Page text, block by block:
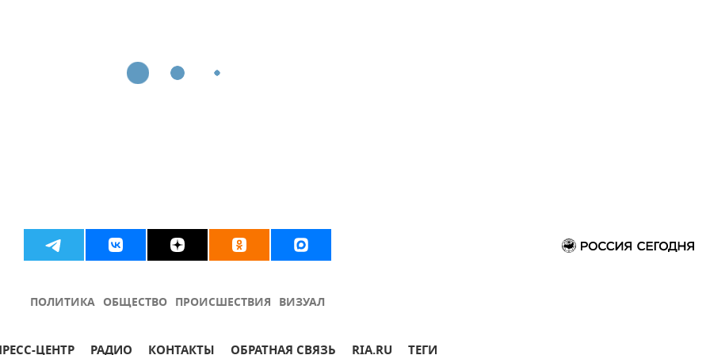
ПОЛИТИКА ОБЩЕСТВО ПРОИСШЕСТВИЯ ВИЗУАЛ